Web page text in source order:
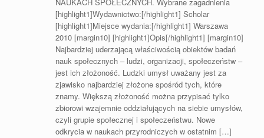
NAUKACH SPOŁECZNYCH. Wybrane zagadnienia
[highlight1]Wydawnictwo:[/highlight1] Scholar
[highlight1]Miejsce wydania:[/highlight1] Warszawa
2010 [margin10] [highlight1]Opis[/highlight1] [margin10]
Najbardziej uderzającą właściwością obiektów badań
nauk społecznych – ludzi, organizacji, społeczeństw –
jest ich złożoność. Ludzki umysł uważany jest za
zjawisko najbardziej złożone spośród tych, które
znamy. Większą złożoność można przypisać tylko
zbiorowi wzajemnie oddziałujących na siebie umysłów,
czyli grupie społecznej i społeczeństwu. Nowe
odkrycia w naukach przyrodniczych w ostatnim […]